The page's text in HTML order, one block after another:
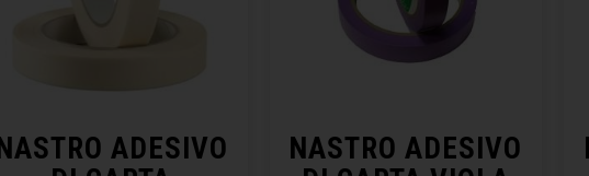
NASTRO ADESIVO
NASTRO ADESIVO